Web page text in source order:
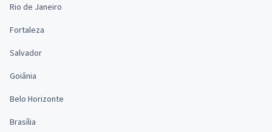
Rio de Janeiro
Fortaleza
Salvador
Goiânia
Belo Horizonte
Brasília